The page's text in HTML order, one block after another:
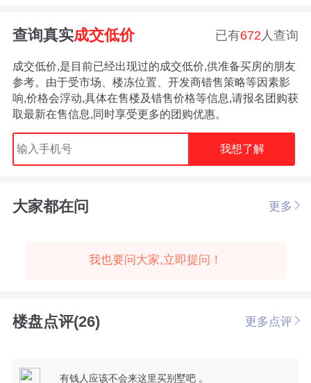
查询真实成交低价 已有672 人查询
成交低价,是目前已经出现过的成交低价,供准备买房的朋友
参考。由于受市场、楼冻位置、开发商错售策略等因素影
响,价格会浮动,具体在售楼及错售价格等信息,请报名团购获
取最新在售信息,同时享受更多的团购优惠。
我想了解
大家都在问 更多
我也要问大家,立即提问！
楼盘点评(26) 更多点评
有钱人应该不会来这里买别墅吧 。